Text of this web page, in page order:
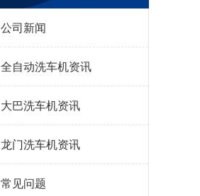
公司新闻
全自动洗车机资讯
大巴洗车机资讯
龙门洗车机资讯
常见问题